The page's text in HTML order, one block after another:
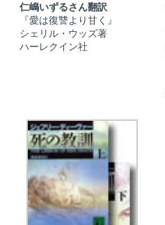
仁嶋いずるさん翻訳
『愛は復讐より甘く』
シェリル・ウッズ著
ハーレクイン社